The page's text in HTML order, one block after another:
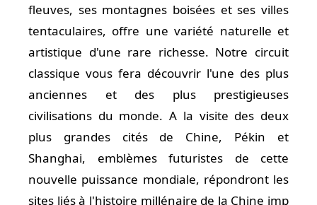
fleuves, ses montagnes boisées et ses villes
tentaculaires, offre une variété naturelle et
artistique d'une rare richesse. Notre circuit
classique vous fera découvrir l'une des plus
anciennes et des plus prestigieuses
civilisations du monde. A la visite des deux
plus grandes cités de Chine, Pékin et
Shanghai, emblèmes futuristes de cette
nouvelle puissance mondiale, répondront les
sites liés à l'histoire millénaire de la Chine imp